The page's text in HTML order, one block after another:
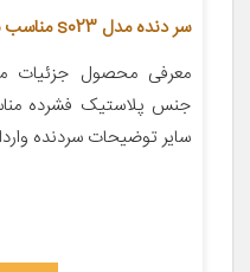
سر دنده مدل s023 مناسب برای زانتیا
جنس پلاستیک فشرده
سایر توضیحات سردنده